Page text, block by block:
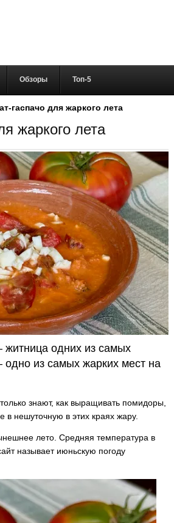
Обзоры Топ-5
гаспачо для жаркого лета
жаркого лета
житница одних из самых
из самых жарких мест на
знают, как выращивать помидоры,
в нешуточную в этих краях жару.
лето. Средняя температура в
называет июньскую погоду